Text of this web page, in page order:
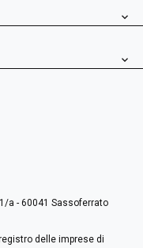
a - 60041 Sassoferrato
delle imprese di